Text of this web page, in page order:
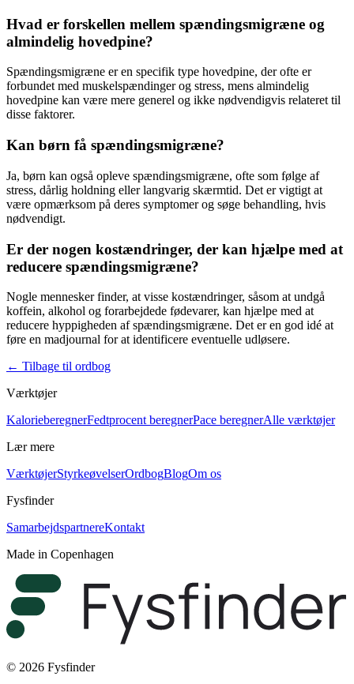
Hvad er forskellen mellem spændingsmigræne og
almindelig hovedpine?
Spændingsmigræne er en specifik type hovedpine, der ofte er
forbundet med muskelspændingerog stress, mens almindelig
hovedpine kan være mere generel og ikke nødvendigvis relateret til
disse faktorer.
Kan børn få spændingsmigræne?
Ja, børn kan også opleve spændingsmigræne, ofte som følge af
stress, dårlig holdning eller langvarig skærmtid. Det er vigtigt at
være opmærksom på deres symptomer og søge behandling, hvis
nødvendigt.
Er der nogen kostændringer, der kan hjælpe med at
reducere spændingsmigræne?
Nogle mennesker finder, at visse kostændringer, såsom at undgå
koffein, alkohol og forarbejdede fødevarer, kan hjælpe med at
reducere hyppigheden afspændingsmigræne. Det er en god idé at
føre en madjournal for at identificere eventuelle udløsere.
← Tilbage til ordbog
Værktøjer
KalorieberegnerFedtprocent beregnerPace beregnerAlle værktøjer
Lær mere
VærktøjerStyrkeøvelserOrdbogBlogOm os
Fysfinder
SamarbejdspartnereKontakt
Made in Copenhagen
© 2026 Fysfinder